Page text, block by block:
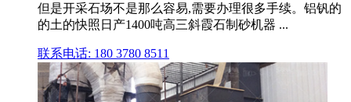
但是开采石场不是那么容易,需要办理很多手续。铝钒的
的土的快照日产1400吨高三斜霞石制砂机器 ...
联系电话: 180 3780 8511